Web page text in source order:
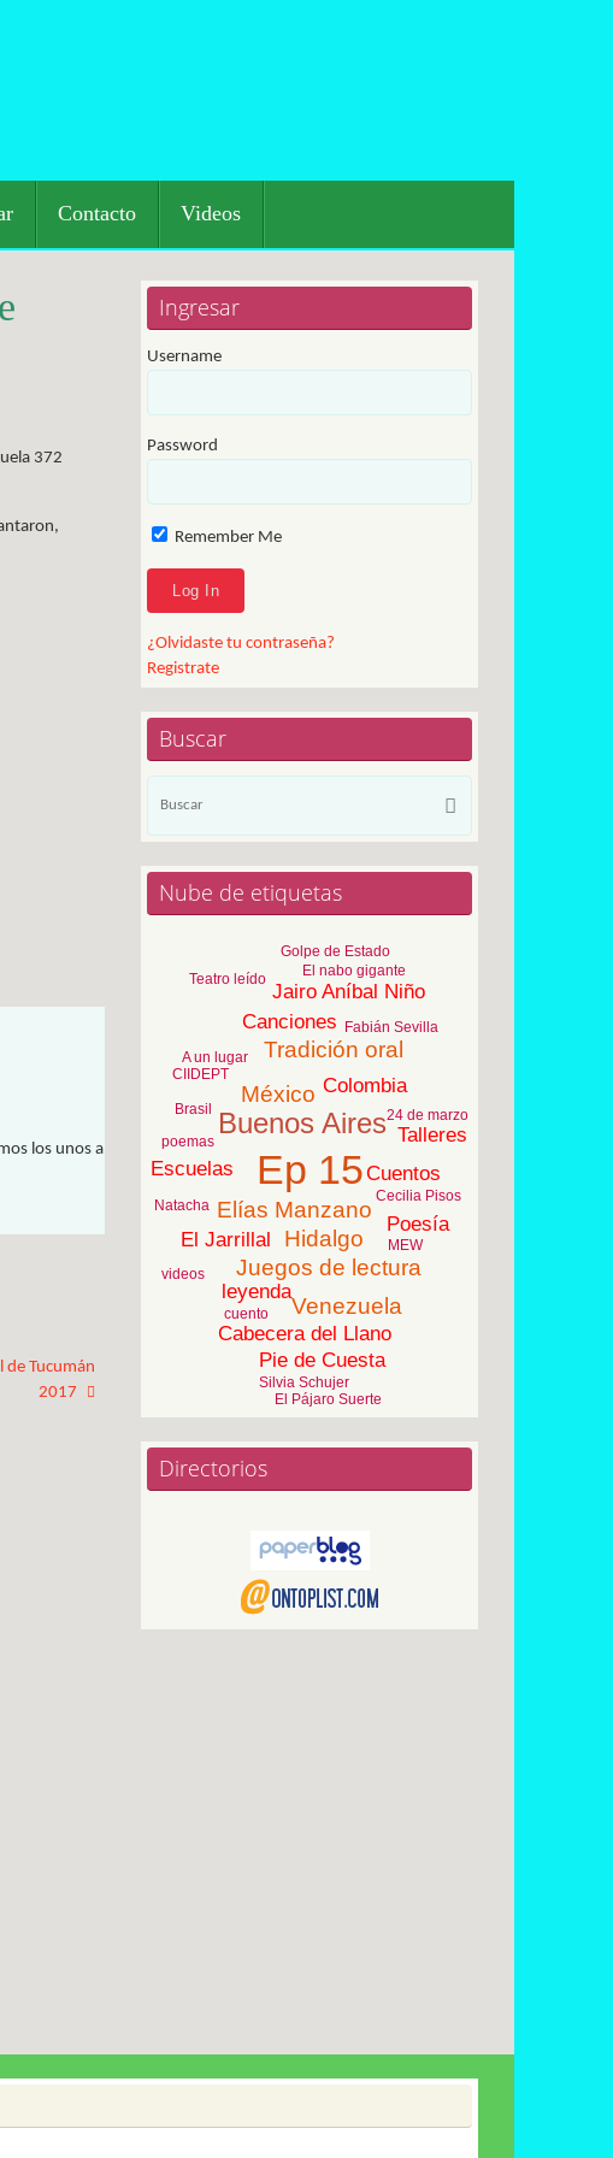
Contacto Videos
372
los unos a
de Tucumán
2017
Ingresar
Username
Password
Remember Me
¿Olvidaste tu contraseña?
Registrate
Buscar
Buscar
Nube de etiquetas
Ep 15
Buenos Aires
Elías Manzano
Hidalgo
Juegos de lectura
México
Tradición oral
Venezuela
Cabecera del Llano
Canciones
Colombia
Cuentos
El Jarrillal
Escuelas
Jairo Aníbal Niño
leyenda
Pie de Cuesta
Poesía
Talleres
24 de marzo
A un lugar
Brasil
Cecilia Pisos
CIIDEPT
cuento
El nabo gigante
El Pájaro Suerte
Fabián Sevilla
Golpe de Estado
MEW
Natacha
poemas
Silvia Schujer
Teatro leído
videos
Directorios